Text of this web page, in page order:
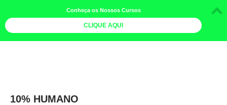
10% HUMANO
Conheça os Nossos Cursos
CLIQUE AQUI